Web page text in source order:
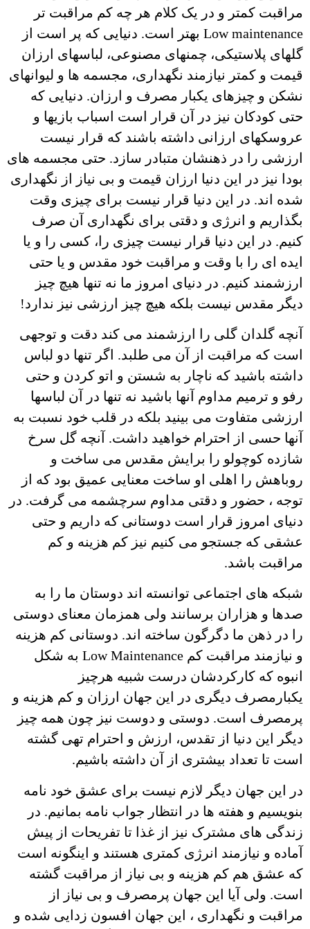
مراقبت کمتر و در یک کلام هر چه کم مراقبت تر
Low maintenance بهتر است. دنیایی که پر است از
گلهای پلاستیکی، چمنهای مصنوعی، لباسهای ارزان
قیمت و کمتر نیازمند نگهداری، مجسمه ها و لیوانهای
نشکن و چیزهای یکبار مصرف و ارزان. دنیایی که
حتی کودکان نیز در آن قرار است اسباب بازیها و
عروسکهای ارزانی داشته باشند که قرار نیست
ارزشی را در ذهنشان متبادر سازد. حتی مجسمه های
بودا نیز در این دنیا ارزان قیمت و بی نیاز از نگهداری
شده اند. در این دنیا قرار نیست برای چیزی وقت
بگذاریم و انرژی و دقتی برای نگهداری آن صرف
کنیم. در این دنیا قرار نیست چیزی را، کسی را و یا
ایده ای را با وقت و مراقبت خود مقدس و یا حتی
ارزشمند کنیم. در دنیای امروز ما نه تنها هیچ چیز
دیگر مقدس نیست بلکه هیچ چیز ارزشی نیز ندارد!
آنچه گلدان گلی را ارزشمند می کند دقت و توجهی
است که مراقبت از آن می طلبد. اگر تنها دو لباس
داشته باشید که ناچار به شستن و اتو کردن و حتی
رفو و ترمیم مداوم آنها باشید نه تنها در آن لباسها
ارزشی متفاوت می بینید بلکه در قلب خود نسبت به
آنها حسی از احترام خواهید داشت. آنچه گل سرخ
شازده کوچولو را برایش مقدس می ساخت و
روباهش را اهلی او ساخت معنایی عمیق بود که از
توجه ، حضور و دقتی مداوم سرچشمه می گرفت. در
دنیای امروز قرار است دوستانی که داریم و حتی
عشقی که جستجو می کنیم نیز کم هزینه و کم
مراقبت باشد.
شبکه های اجتماعی توانسته اند دوستان ما را به
صدها و هزاران برسانند ولی همزمان معنای دوستی
را در ذهن ما دگرگون ساخته اند. دوستانی کم هزینه
و نیازمند مراقبت کم Low Maintenance به شکل
انبوه که کارکردشان درست شبیه هرچیز
یکبارمصرف دیگری در این جهان ارزان و کم هزینه و
پرمصرف است. دوستی و دوست نیز چون همه چیز
دیگر این دنیا از تقدس، ارزش و احترام تهی گشته
است تا تعداد بیشتری از آن داشته باشیم.
در این جهان دیگر لازم نیست برای عشق خود نامه
بنویسیم و هفته ها در انتظار جواب نامه بمانیم. در
زندگی های مشترک نیز از غذا تا تفریحات از پیش
آماده و نیازمند انرژی کمتری هستند و اینگونه است
که عشق هم کم هزینه و بی نیاز از مراقبت گشته
است. ولی آیا این جهان پرمصرف و بی نیاز از
مراقبت و نگهداری ، این جهان افسون زدایی شده و